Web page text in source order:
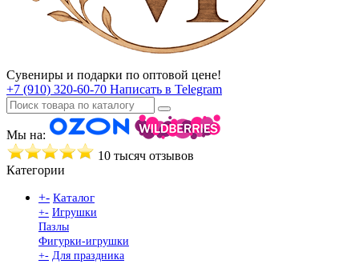
Сувениры и подарки по оптовой цене!
+7 (910) 320-60-70 Написать в Telegram
Мы на:
10 тысяч отзывов
Категории
+- Каталог
+- Игрушки
Пазлы
Фигурки-игрушки
+- Для праздника